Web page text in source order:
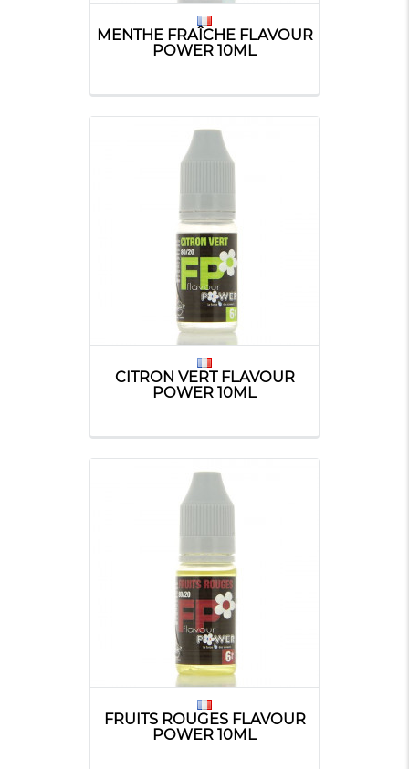
MENTHE FRAÎCHE FLAVOUR
POWER 10ML
CITRON VERT FLAVOUR
POWER 10ML
FRUITS ROUGES FLAVOUR
POWER 10ML